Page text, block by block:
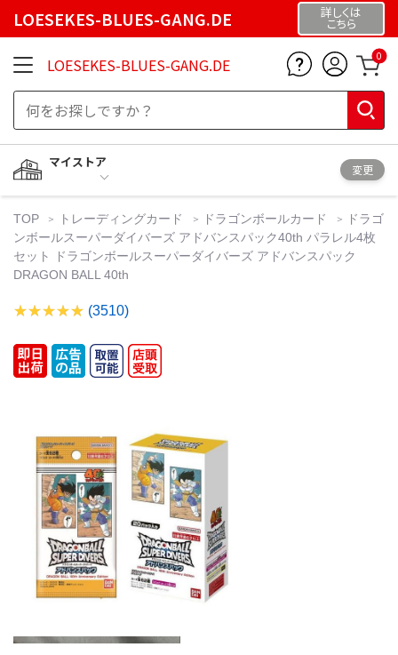
LOESEKES-BLUES-GANG.DE 詳しくは
こちら
LOESEKES-BLUES-GANG.DE 0
マイストア
変更
TOP トレーディングカード ドラゴンボールカード
ドラゴ
ンボールスーパーダイバーズ アドバンスパック40th パラレル4枚
セット ドラゴンボールスーパーダイバーズ アドバンスパック
DRAGON BALL 40th
(3510)